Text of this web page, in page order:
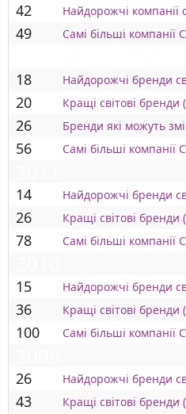
42 Найдорожчі компанії
49 Самі більші
18 Найдорожчі бренди
20 Кращі світові
26 Бренди які можуть
56 Самі більші
14 Найдорожчі бренди
26 Кращі світові
78 Самі більші
15 Найдорожчі бренди
36 Кращі світові
100 Самі більші
26 Найдорожчі бренди
43 Кращі світові